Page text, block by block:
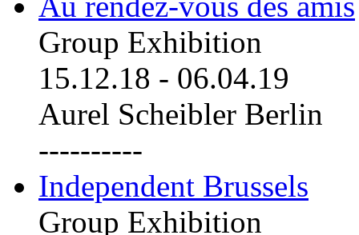
Group Exhibition
15.12.18 - 06.04.19
Aurel Scheibler Berlin
----------
Independent Brussels
Group Exhibition